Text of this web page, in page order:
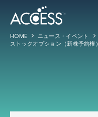
HOME
ニュース・イベント